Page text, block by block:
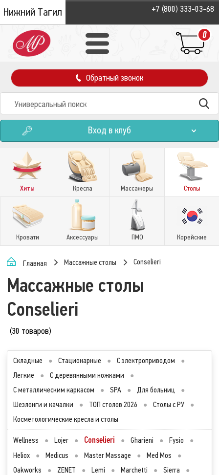
Нижний Тагил +7 (800) 333-03-68
0
Обратный звонок
Вход в клуб
Хиты Кресла Массажеры Столы
Кровати Аксессуары ПМО Корейские
Главная Массажные столы Conselieri
Массажные столы
Conselieri
(30 товаров)
Складные ● Стационарные ● С электроприводом
●
Легкие
● С деревянными ножками
●
С металлическим каркасом
● SPA ● Для больниц
●
Шезлонги и качалки
● ТОП столов 2026 ● Столы с РУ
●
Косметологические кресла и столы
Wellness ● Lojer ● Conselieri ● Gharieni ● Fysio
●
Heliox
● Medicus ● Master Massage ● Med Mos
●
Oakworks
● ZENET ● Lemi ● Marchetti ● Sierra
●